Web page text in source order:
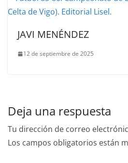
JAVI MENÉNDEZ
12 de septiembre de 2025
Deja una respuesta
Tu dirección de correo
Los campos obligatorios están